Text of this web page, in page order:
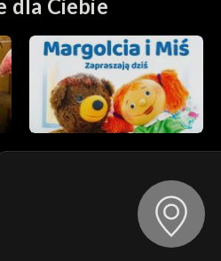
dla Ciebie